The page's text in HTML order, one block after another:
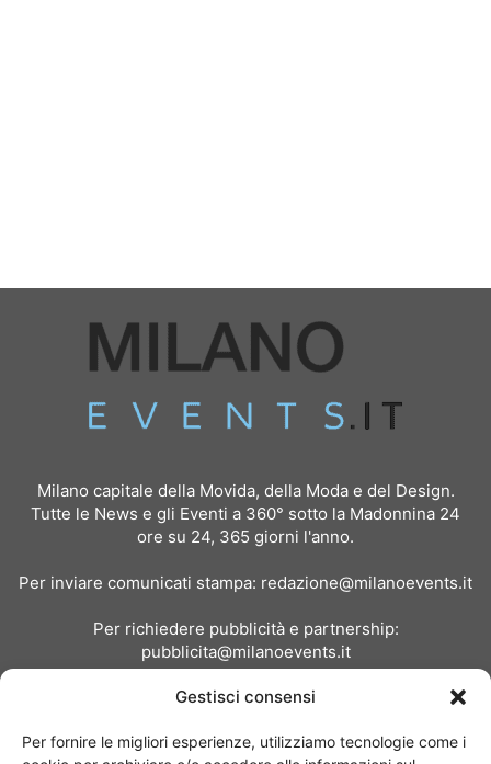
Gestisci consensi
Per fornire le migliori esperienze, utilizziamo tecnologie come i
Milano capitale della Movida, della Moda e del Design.
Tutte le News e gli Eventi a 360° sotto la Madonnina 24
ore su 24, 365 giorni l'anno.
Per inviare comunicati stampa: redazione@milanoevents.it
Per richiedere pubblicità e partnership:
pubblicita@milanoevents.it